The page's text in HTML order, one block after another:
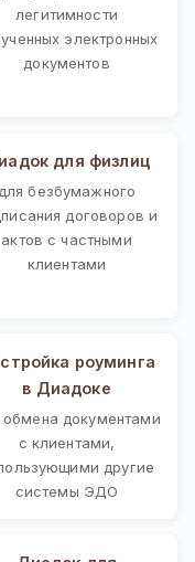
легитимности
электронных
документов
для физлиц
для безбумажного
договоров и
актов с частными
клиентами
роуминга
в Диадоке
обмена документами
с клиентами,
другие
системы ЭДО